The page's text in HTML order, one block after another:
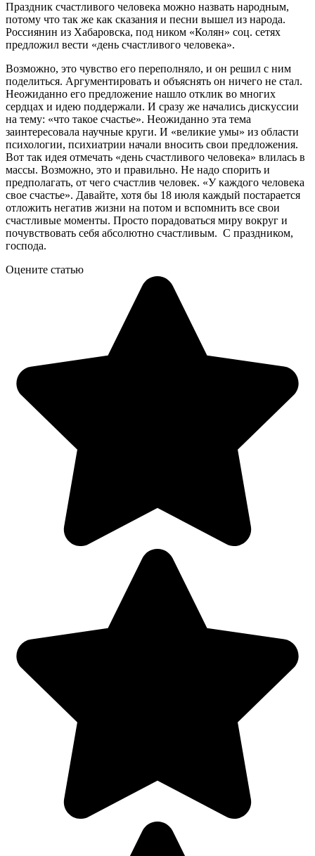
Праздник счастливого человека можно назвать народным,
потому что так же как сказания и песни вышел из народа.
Россиянин из Хабаровска, под ником «Колян» соц. сетях
предложил вести «день счастливого человека».
Возможно, это чувство его переполняло, и он решил с ним
поделиться. Аргументировать и объяснять он ничего не стал.
Неожиданно его предложение нашло отклик во многих
сердцах и идею поддержали. И сразу же начались дискуссии
на тему: «что такое счастье». Неожиданно эта тема
заинтересовала научные круги. И «великие умы» из области
психологии, психиатрии начали вносить свои предложения.
Вот так идея отмечать «день счастливого человека» влилась в
массы. Возможно, это и правильно. Не надо спорить и
предполагать, от чего счастлив человек. «У каждого человека
свое счастье». Давайте, хотя бы 18 июля каждый постарается
отложить негатив жизни на потом и вспомнить все свои
счастливые моменты. Просто порадоваться миру вокруг и
почувствовать себя абсолютно счастливым. С праздником,
господа.
Оцените статью